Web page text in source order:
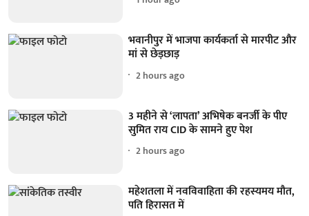
भवानीपुर में भाजपा कार्यकर्ता से मारपीट और
मां से छेड़छाड़
2 hours ago
3 महीने से ‘लापता’ अभिषेक बनर्जी के पीए
सुमित राय CID के सामने हुए पेश
2 hours ago
महेशतला में नवविवाहिता की रहस्यमय मौत,
पति हिरासत में